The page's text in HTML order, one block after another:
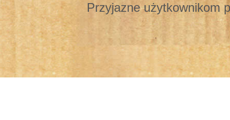
Przyjazne użytkownikom